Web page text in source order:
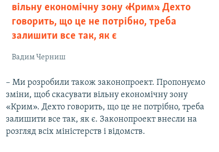
вільну економічну зону «Крим». Дехто
говорить, що це не потрібно, треба
залишити все так, як є
Вадим Черниш
– Ми розробили також законопроект. Пропонуємо
зміни, щоб скасувати вільну економічну зону
«Крим». Дехто говорить, що це не потрібно, треба
залишити все так, як є. Законопроект внесли на
розгляд всіх міністерств і відомств.